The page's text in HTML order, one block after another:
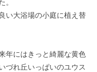
。
い大浴場の小庭に植え替
年にはきっと綺麗な黄色
づれ丘いっぱいのユウス